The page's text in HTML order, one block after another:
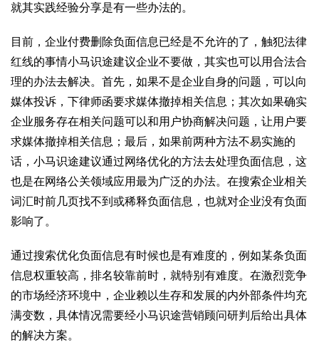
就其实践经验分享是有一些办法的。
目前，企业付费删除负面信息已经是不允许的了，触犯法律
红线的事情小马识途建议企业不要做，其实也可以用合法合
理的办法去解决。首先，如果不是企业自身的问题，可以向
媒体投诉，下律师函要求媒体撤掉相关信息；其次如果确实
企业服务存在相关问题可以和用户协商解决问题，让用户要
求媒体撤掉相关信息；最后，如果前两种方法不易实施的
话，小马识途建议通过网络优化的方法去处理负面信息，这
也是在网络公关领域应用最为广泛的办法。在搜索企业相关
词汇时前几页找不到或稀释负面信息，也就对企业没有负面
影响了。
通过搜索优化负面信息有时候也是有难度的，例如某条负面
信息权重较高，排名较靠前时，就特别有难度。在激烈竞争
的市场经济环境中，企业赖以生存和发展的内外部条件均充
满变数，具体情况需要经小马识途营销顾问研判后给出具体
的解决方案。